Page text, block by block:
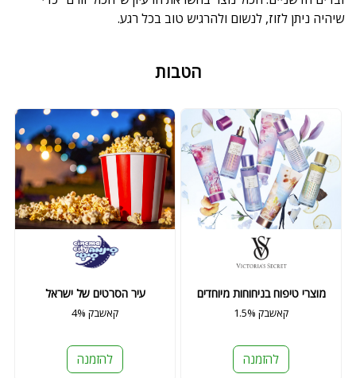
שיהיה ניתן לזוז, לנשום ולהרגיש טוב בכל רגע.
הטבות
עיר הסרטים של ישראל
4% קאשבק
להזמנה
מוצרי טיפוח בניחוחות מיוחדים
1.5% קאשבק
להזמנה